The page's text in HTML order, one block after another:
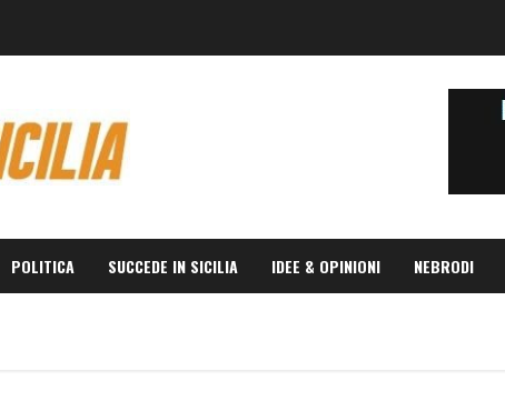
POLITICA SUCCEDE IN SICILIA IDEE & OPINIONI NEBRODI